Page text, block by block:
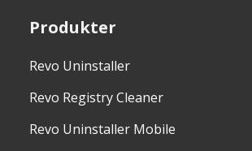
Produkter
Revo Uninstaller
Revo Registry Cleaner
Revo Uninstaller Mobile